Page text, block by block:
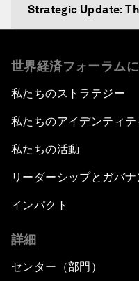
Strategic Update:
Public Art: Spaces of
China: The Next
Artificial Intelligence
The Global
世界経済フォーラム
私たちのストラテジー
私たちのアイデンティテ
私たちの活動
リーダーシップとガバナ
インパクト
詳細
センター（部門）